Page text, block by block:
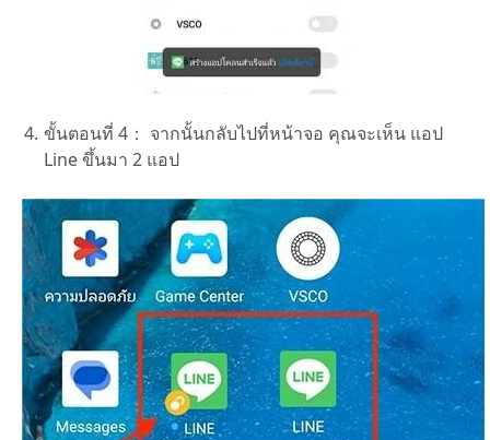
ขั้นตอนที่ 4： จากนั้นกลับไปที่หน้าจอ คุณจะเห็น แอป
Line ขึ้นมา 2 แอป